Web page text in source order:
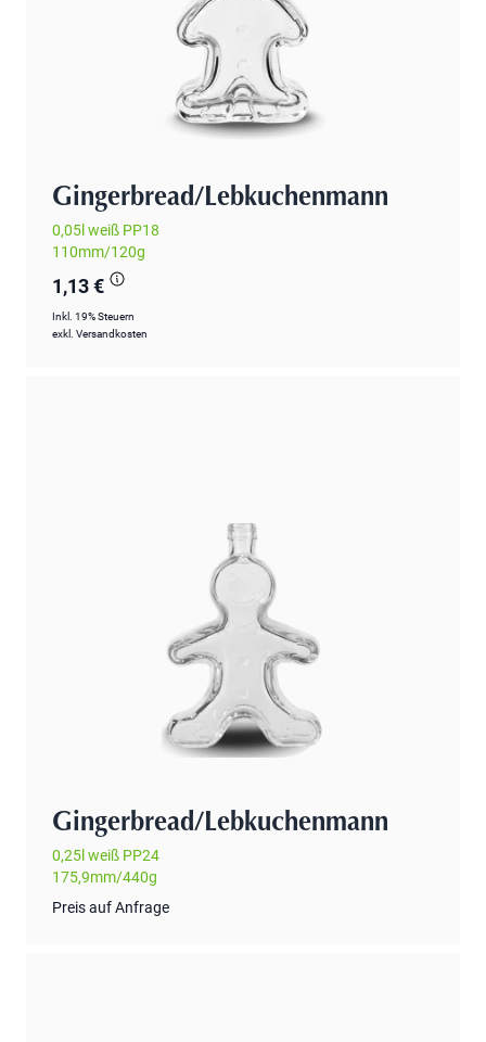
Gingerbread/Lebkuchenmann
0,05l weiß PP18
110mm/120g
1,13 €
Inkl. 19% Steuern
exkl. Versandkosten
Gingerbread/Lebkuchenmann
0,25l weiß PP24
175,9mm/440g
Preis auf Anfrage